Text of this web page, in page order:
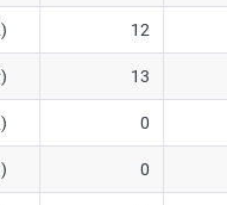
12
13
0
0